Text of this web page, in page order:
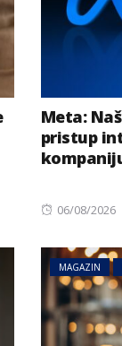
Meta:
pristup
Posted
06/08/2026
MAGAZIN